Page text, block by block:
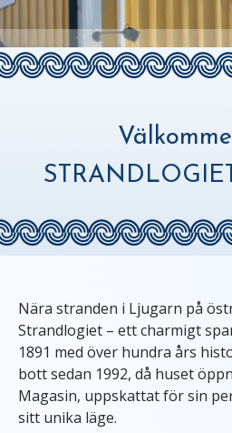
Nära stranden i Ljugarn på
Strandlogiet – ett charmigt
1891 med över hundra års
bott sedan 1992, då huset
Magasin, uppskattat för sin
sitt unika läge.